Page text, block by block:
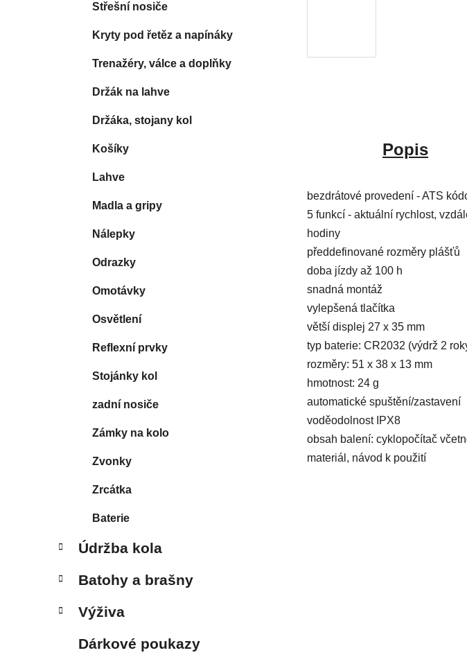
Střešní nosiče
Kryty pod řetěz a napínáky
Trenažéry, válce a doplňky
Držák na lahve
Držáka, stojany kol
Košíky
Lahve
Madla a gripy
Nálepky
Odrazky
Omotávky
Osvětlení
Reflexní prvky
Stojánky kol
zadní nosiče
Zámky na kolo
Zvonky
Zrcátka
Baterie
Údržba kola
Batohy a brašny
Výživa
Dárkové poukazy
Popis
bezdrátové provedení - ATS
5 funkcí - aktuální rychlost,
hodiny
předdefinované rozměry plášťů
doba jízdy až 100 h
snadná montáž
vylepšená tlačítka
větší displej 27 x 35 mm
typ baterie: CR2032 (výdrž 2
rozměry: 51 x 38 x 13 mm
hmotnost: 24 g
automatické spuštění/zastavení
voděodolnost IPX8
obsah balení: cyklopočítač
materiál, návod k použití